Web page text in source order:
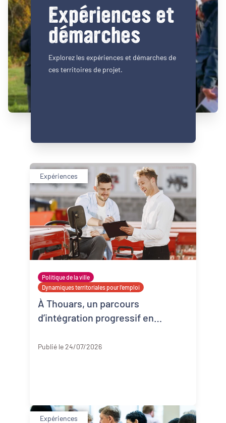
Expériences et
démarches
Explorez les expériences et démarches de
ces territoires de projet.
Expériences
Politique de la ville
Dynamiques territoriales pour l’emploi
À Thouars, un parcours
d’intégration progressif en
Publié le 24/07/2026
Expériences